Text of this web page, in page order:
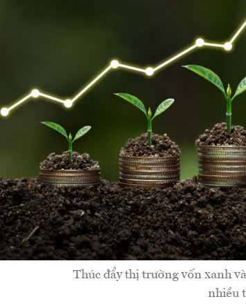
Thúc đẩy thị trường vốn xanh
nhiều